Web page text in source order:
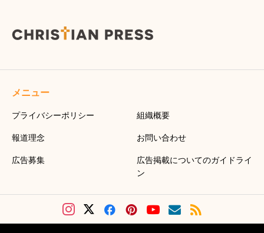
メニュー
プライバシーポリシー 組織概要
報道理念 お問い合わせ
広告募集
広告掲載についてのガイドライ
ン